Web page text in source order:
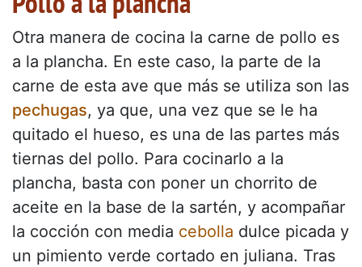
Otra manera de cocina la carne de pollo es
a la plancha. En este caso, la parte de la
carne de esta ave que más se utiliza son las
pechugas, ya que, una vez que se le ha
quitado el hueso, es una de las partes más
tiernas del pollo. Para cocinarlo a la
plancha, basta con poner un chorrito de
aceite en la base de la sartén, y acompañar
la cocción con media cebolla dulce picada y
un pimiento verde cortado en juliana. Tras